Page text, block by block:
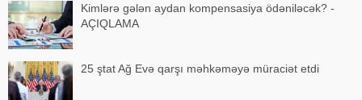
Kimlərə gələn aydan kompensasiya ödəniləcək? -
AÇIQLAMA
25 ştat Ağ Evə qarşı məhkəməyə müraciət etdi